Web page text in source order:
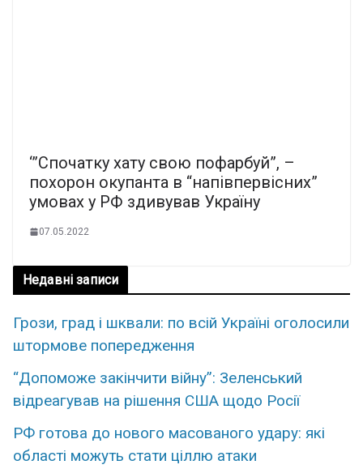
‘”Спочатку хату свою пофарбуй”, –
похорон окупанта в “напівпервісних”
умовах у РФ здивував Україну
07.05.2022
Недавні записи
Грози, град і шквали: по всій Україні оголосили
штормове попередження
“Допоможе закінчити війну”: Зеленський
відреагував на рішення США щодо Росії
РФ готова до нового масованого удару: які
області можуть стати ціллю атаки